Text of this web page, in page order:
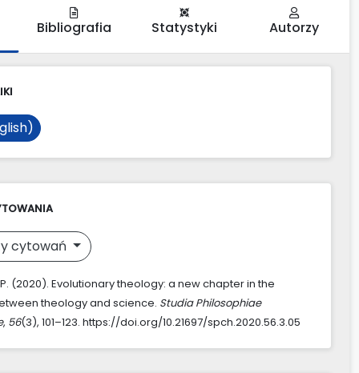
Bibliografia Statystyki Autorzy
cytowań
(2020). Evolutionary theology: a new chapter in the
theology and science. Studia Philosophiae
, 56(3), 101–123. https://doi.org/10.21697/spch.2020.56.3.05